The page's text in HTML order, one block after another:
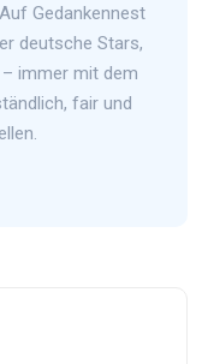
Gedankennest
deutsche Stars,
immer mit dem
fair und